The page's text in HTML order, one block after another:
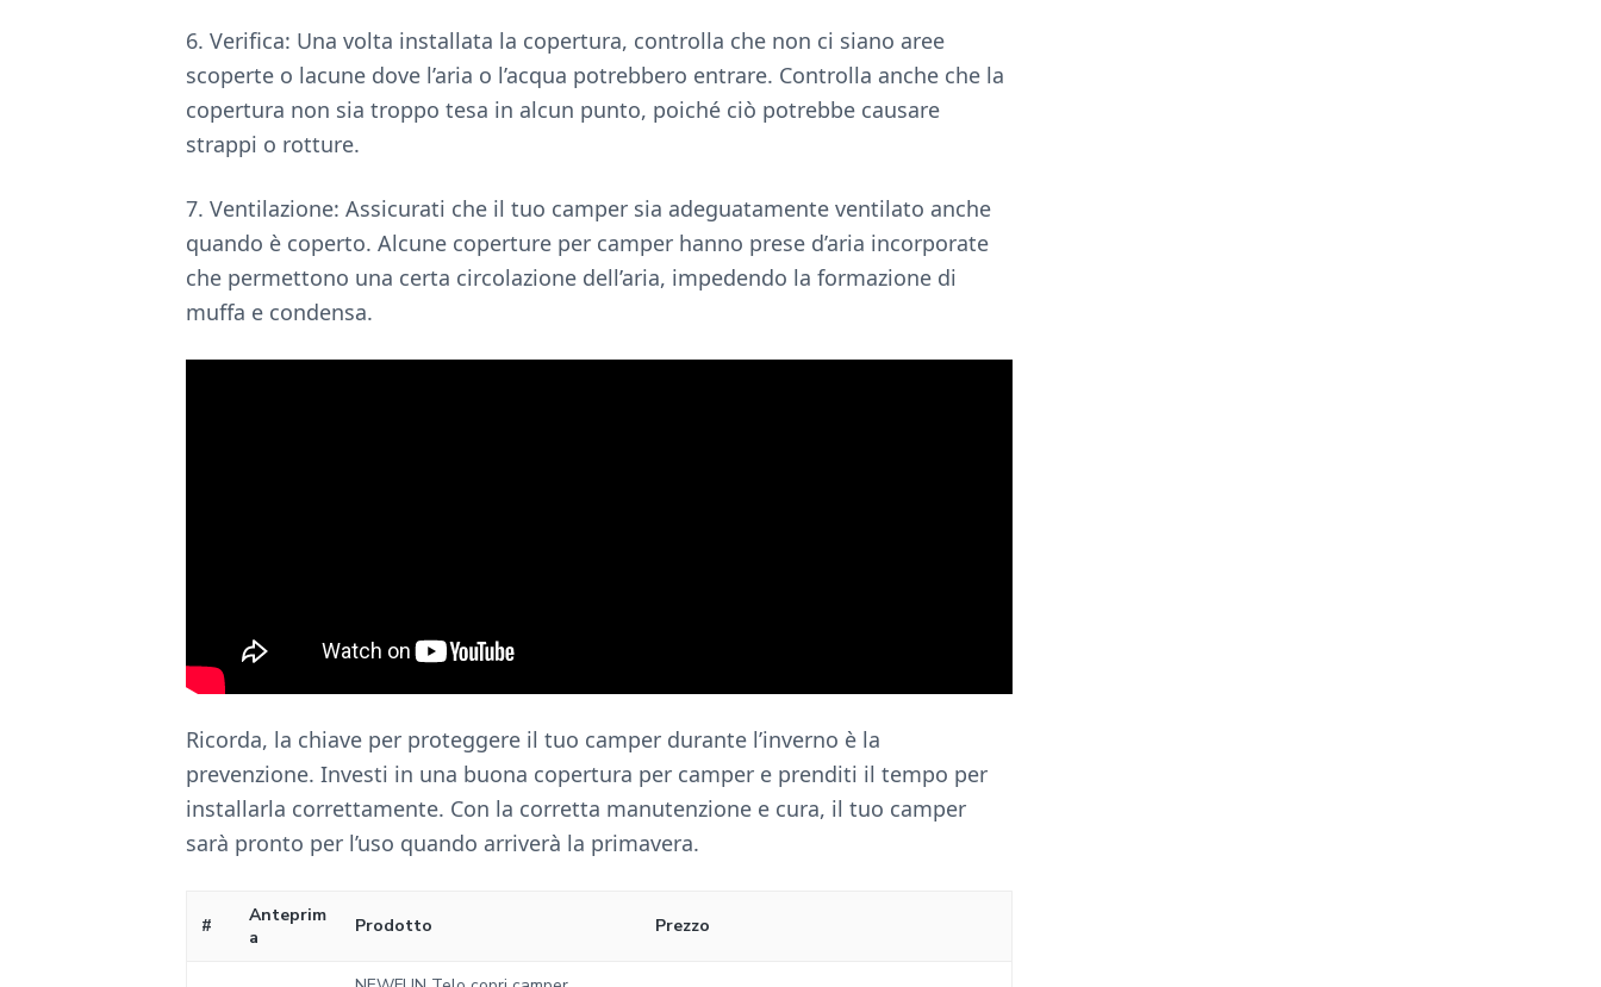
6. Verifica: Una volta installata la copertura, controlla che non ci siano aree
scoperte o lacune dove l’aria o l’acqua potrebbero entrare. Controlla anche che la
copertura non sia troppo tesa in alcun punto, poiché ciò potrebbe causare
strappi o rotture.
7. Ventilazione: Assicurati che il tuo camper sia adeguatamente ventilato anche
quando è coperto. Alcune coperture per camper hanno prese d’aria incorporate
che permettono una certa circolazione dell’aria, impedendo la formazione di
muffa e condensa.
Ricorda, la chiave per proteggere il tuo camper durante l’inverno è la
prevenzione. Investi in una buona copertura per camper e prenditi il tempo per
installarla correttamente. Con la corretta manutenzione e cura, il tuo camper
sarà pronto per l’uso quando arriverà la primavera.
#
Anteprim
a
Prodotto Prezzo